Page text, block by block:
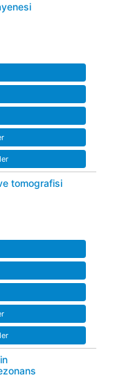
tomografisi